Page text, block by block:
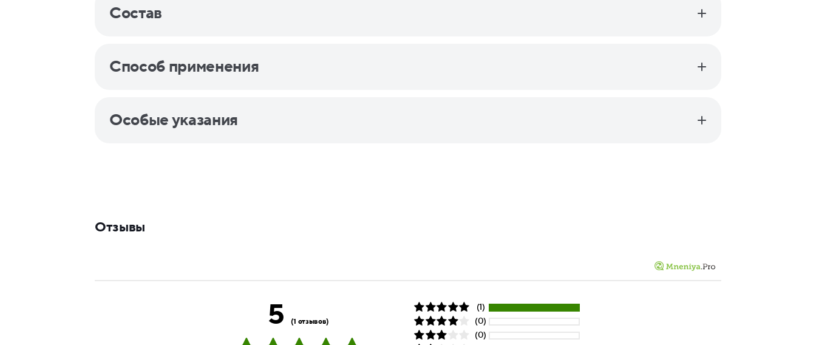
Состав
Способ применения
Особые указания
Отзывы
5 (1 отзывов)
(1)
(0)
(0)